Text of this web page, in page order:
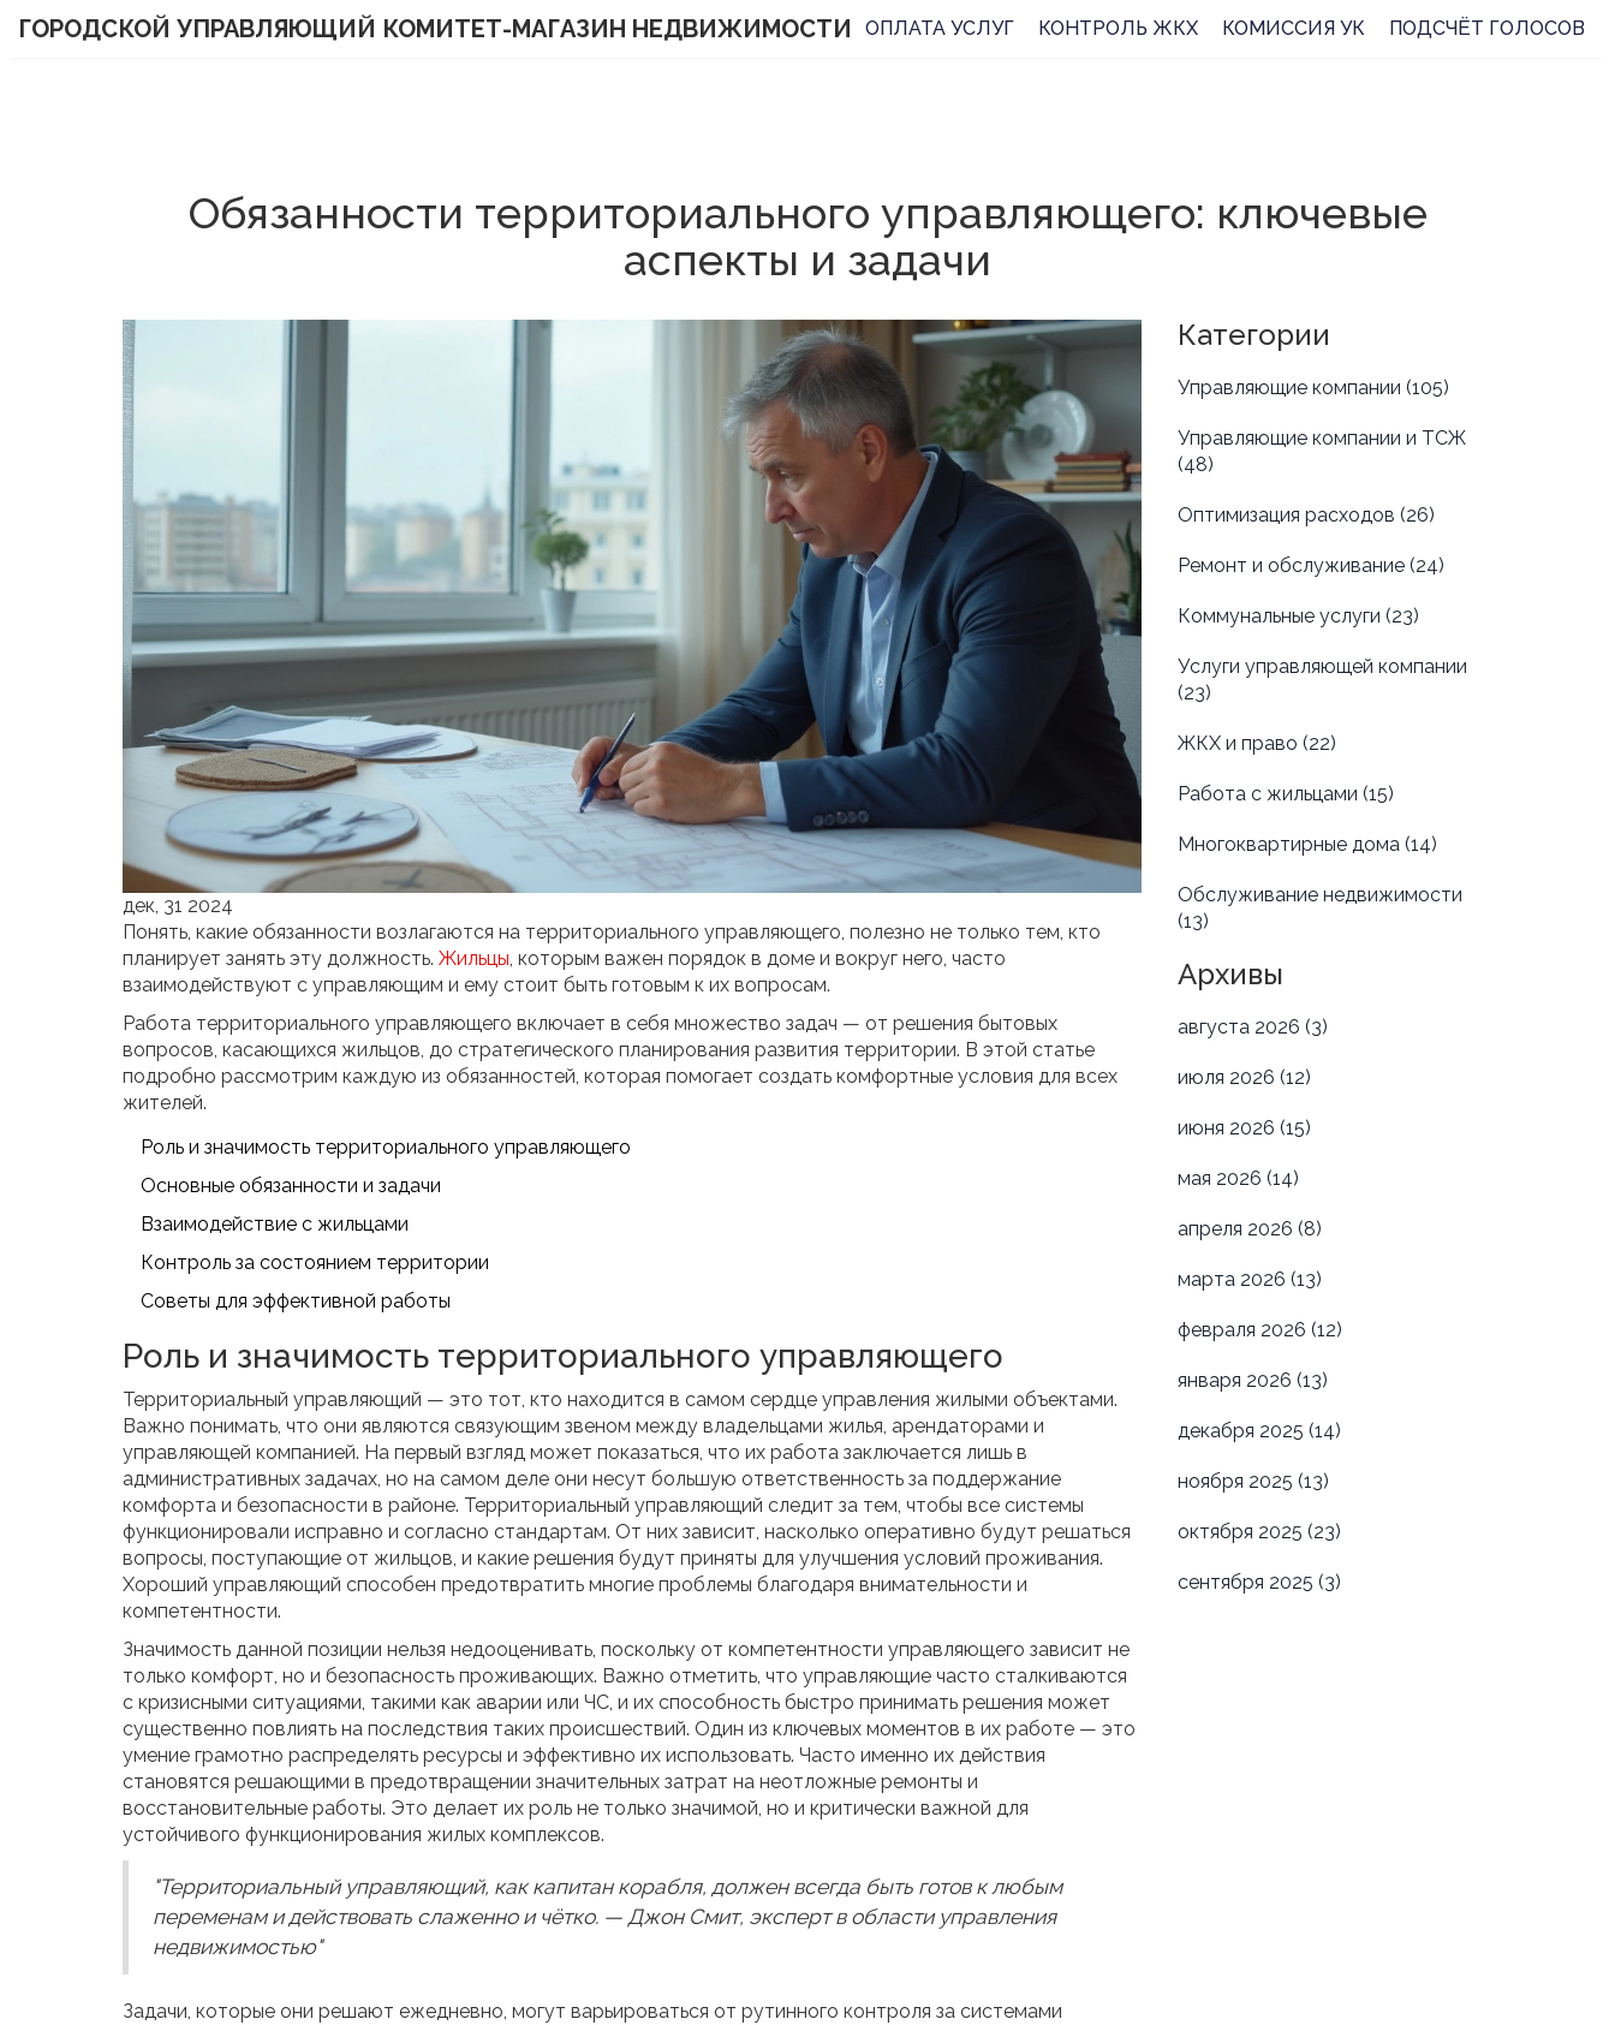
ГОРОДСКОЙ УПРАВЛЯЮЩИЙ КОМИТЕТ-МАГАЗИН НЕДВИЖИМОСТИ ОПЛАТА УСЛУГ КОНТРОЛЬ ЖКХ КОМИССИЯ УК ПОДСЧЁТ ГОЛОСОВ
Обязанности территориального управляющего: ключевые
аспекты и задачи
дек, 31 2024
Понять, какие обязанности возлагаются на территориального управляющего, полезно не только тем, кто
планирует занять эту должность. Жильцы, которым важен порядок в доме и вокруг него, часто
взаимодействуют с управляющим и ему стоит быть готовым к их вопросам.
Работа территориального управляющего включает в себя множество задач — от решения бытовых
вопросов, касающихся жильцов, до стратегического планирования развития территории. В этой статье
подробно рассмотрим каждую из обязанностей, которая помогает создать комфортные условия для всех
жителей.
Роль и значимость территориального управляющего
Основные обязанности и задачи
Взаимодействие с жильцами
Контроль за состоянием территории
Советы для эффективной работы
Роль и значимость территориального управляющего
Территориальный управляющий — это тот, кто находится в самом сердце управления жилыми объектами.
Важно понимать, что они являются связующим звеном между владельцами жилья, арендаторами и
управляющей компанией. На первый взгляд может показаться, что их работа заключается лишь в
административных задачах, но на самом деле они несут большую ответственность за поддержание
комфорта и безопасности в районе. Территориальный управляющий следит за тем, чтобы все системы
функционировали исправно и согласно стандартам. От них зависит, насколько оперативно будут решаться
вопросы, поступающие от жильцов, и какие решения будут приняты для улучшения условий проживания.
Хороший управляющий способен предотвратить многие проблемы благодаря внимательности и
компетентности.
Значимость данной позиции нельзя недооценивать, поскольку от компетентности управляющего зависит не
только комфорт, но и безопасность проживающих. Важно отметить, что управляющие часто сталкиваются
с кризисными ситуациями, такими как аварии или ЧС, и их способность быстро принимать решения может
существенно повлиять на последствия таких происшествий. Один из ключевых моментов в их работе — это
умение грамотно распределять ресурсы и эффективно их использовать. Часто именно их действия
становятся решающими в предотвращении значительных затрат на неотложные ремонты и
восстановительные работы. Это делает их роль не только значимой, но и критически важной для
устойчивого функционирования жилых комплексов.
"Территориальный управляющий, как капитан корабля, должен всегда быть готов к любым
переменам и действовать слаженно и чётко. — Джон Смит, эксперт в области управления
недвижимостью"
Задачи, которые они решают ежедневно, могут варьироваться от рутинного контроля за системами
Категории
Управляющие компании (105)
Управляющие компании и ТСЖ
(48)
Оптимизация расходов (26)
Ремонт и обслуживание (24)
Коммунальные услуги (23)
Услуги управляющей компании
(23)
ЖКХ и право (22)
Работа с жильцами (15)
Многоквартирные дома (14)
Обслуживание недвижимости
(13)
Архивы
августа 2026 (3)
июля 2026 (12)
июня 2026 (15)
мая 2026 (14)
апреля 2026 (8)
марта 2026 (13)
февраля 2026 (12)
января 2026 (13)
декабря 2025 (14)
ноября 2025 (13)
октября 2025 (23)
сентября 2025 (3)